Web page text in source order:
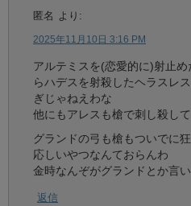
匿名 より:
2025年11月10日 3:16 PM
アルテミスを(恋愛的に)射止
らハデスを射殺したヘラスレ
ぎじゃねえわな
他にもアレスも槍で刺し殺し
グランドの弓も槍もついでに
応しいやつなんておらんわ
金時なんぞがグランドとか言
返信